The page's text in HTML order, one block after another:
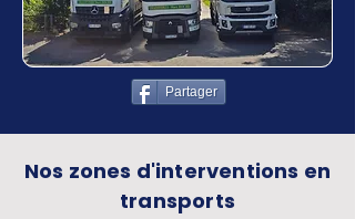
Partager
Nos zones d'interventions en
transports